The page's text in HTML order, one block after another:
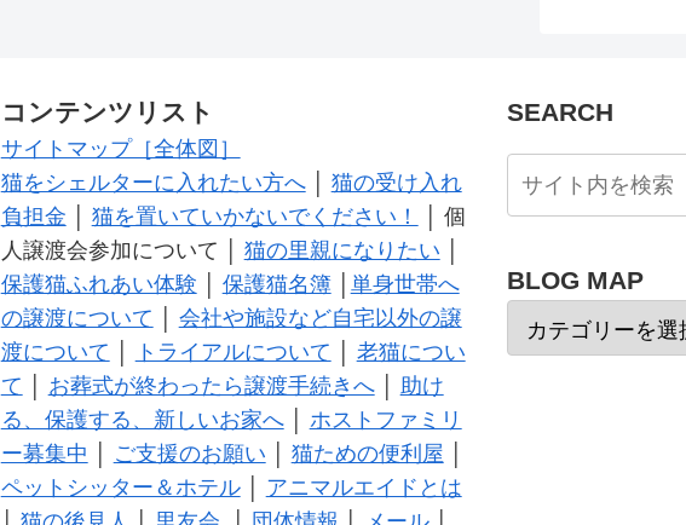
コンテンツリスト
サイトマップ［全体図］
猫をシェルターに入れたい方へ│ 猫の受け入れ
負担金
猫を置いていかないでください！
│ 個
人譲渡会参加について │ 猫の里親になりたい
保護猫ふれあい体験
保護猫名簿│ 単身世帯へ
の譲渡について
会社や施設など自宅以外の譲
渡について
トライアルについて
老猫につい
て
お葬式が終わったら譲渡手続きへ│
助け
る、保護する、新しいお家へ│ ホストファミリ
ー募集中
ご支援のお願い 猫ための便利屋
ペットシッター＆ホテル│ アニマルエイドとは
SEARCH
BLOG MAP